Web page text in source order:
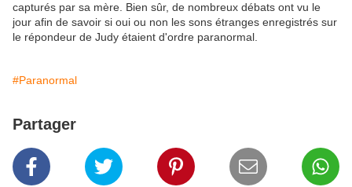
capturés par sa mère. Bien sûr, de nombreux débats ont vu le
jour afin de savoir si oui ou non les sons étranges enregistrés sur
le répondeur de Judy étaient d'ordre paranormal.
#Paranormal
Partager